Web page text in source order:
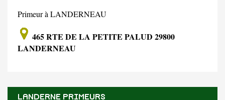
Primeur à LANDERNEAU
465 RTE DE LA PETITE PALUD 29800
LANDERNEAU
LANDERNE PRIMEURS